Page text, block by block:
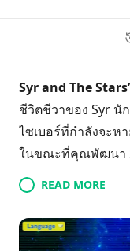
Syr and The
ชีวิตชีวาของ Syr นั
ไซเบอร์ที่กำลังจะห
ในขณะที่คุณพัฒนา
สำนักงาน และปลด
ลึกซึ้งยิ่งขึ้น สำหรับ
ป้องกันไม่ให้เกิดค
มีเอกลักษณ์ในขณะ
READ MORE